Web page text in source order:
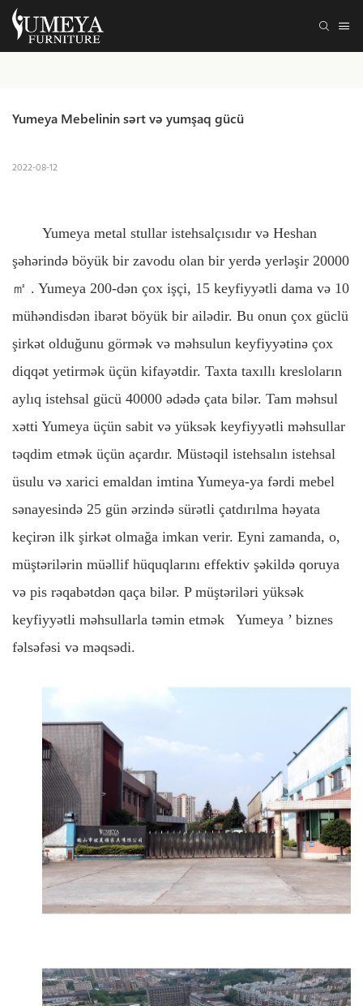
Yumeya Mebelinin sərt və yumşaq gücü
2022-08-12
Yumeya metal stullar istehsalçısıdır və Heshan
şəhərində böyük bir zavodu olan bir yerdə yerləşir 20000
㎡ . Yumeya 200-dən çox işçi, 15 keyfiyyətli dama və 10
mühəndisdən ibarət böyük bir ailədir. Bu onun çox güclü
şirkət olduğunu görmək və məhsulun keyfiyyətinə çox
diqqət yetirmək üçün kifayətdir. Taxta taxıllı kresloların
aylıq istehsal gücü 40000 ədədə çata bilər. Tam məhsul
xətti Yumeya üçün sabit və yüksək keyfiyyətli məhsullar
təqdim etmək üçün açardır. Müstəqil istehsalın istehsal
üsulu və xarici emaldan imtina Yumeya-ya fərdi mebel
sənayesində 25 gün ərzində sürətli çatdırılma həyata
keçirən ilk şirkət olmağa imkan verir. Eyni zamanda, o,
müştərilərin müəllif hüquqlarını effektiv şəkildə qoruya
və pis rəqabətdən qaça bilər. P müştəriləri yüksək
keyfiyyətli məhsullarla təmin etmək
Yumeya ’ biznes
fəlsəfəsi və məqsədi.